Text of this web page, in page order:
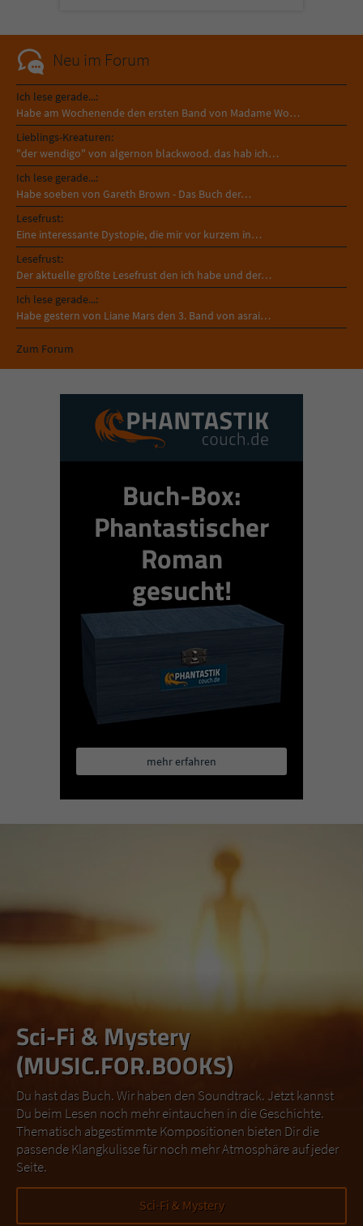
Neu im Forum
Ich lese gerade...:
Habe am Wochenende den ersten Band von Madame Wo…
Lieblings-Kreaturen:
"der wendigo" von algernon blackwood. das hab ich…
Ich lese gerade...:
Habe soeben von Gareth Brown - Das Buch der…
Lesefrust:
Eine interessante Dystopie, die mir vor kurzem in…
Lesefrust:
Der aktuelle größte Lesefrust den ich habe und der…
Ich lese gerade...:
Habe gestern von Liane Mars den 3. Band von asrai…
Zum Forum
Buch-Box:
Phantastischer
Roman
gesucht!
mehr erfahren
Sci-Fi & Mystery
(MUSIC.FOR.BOOKS)
Du hast das Buch. Wir haben den Soundtrack. Jetzt kannst
Du beim Lesen noch mehr eintauchen in die Geschichte.
Thematisch abgestimmte Kompositionen bieten Dir die
passende Klangkulisse für noch mehr Atmosphäre auf jeder
Seite.
Sci-Fi & Mystery